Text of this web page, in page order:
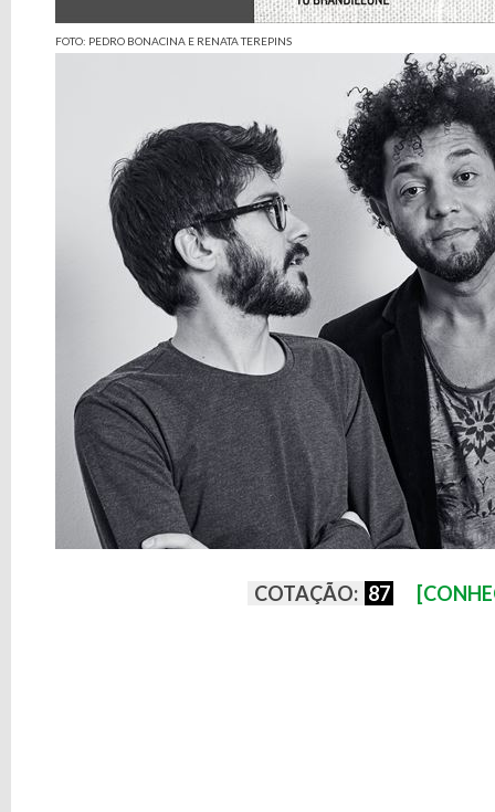
FOTO: PEDRO BONACINA E RENATA TEREPINS
COTAÇÃO: 87